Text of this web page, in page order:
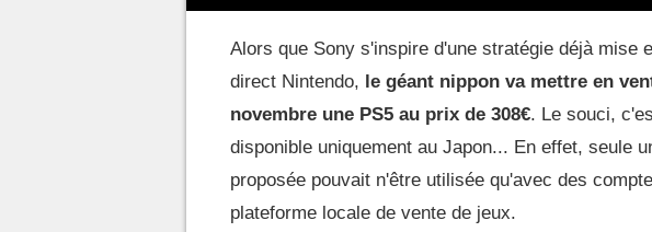
Alors que Sony s'inspire d'une stratégie déjà mise
direct Nintendo, le géant nippon va mettre en
novembre une PS5 au prix de 308€. Le souci,
disponible uniquement au Japon... En effet, seule
proposée pouvait n'être utilisée qu'avec des
plateforme locale de vente de jeux.